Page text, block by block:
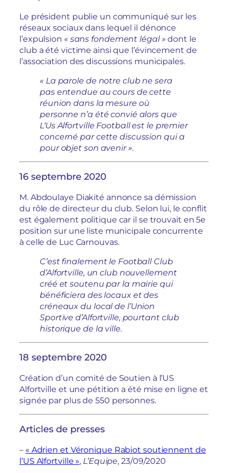
Le président publie un communiqué sur les
réseaux sociaux dans lequel il dénonce
l’expulsion « sans fondement légal » dont le
club a été victime ainsi que l’évincement de
l’association des discussions municipales.
« La parole de notre club ne sera
pas entendue au cours de cette
réunion dans la mesure où
personne n’a été convié alors que
L‘Us Alfortville Football est le premier
concerné par cette discussion qui a
pour objet son avenir ».
16 septembre 2020
M. Abdoulaye Diakité annonce sa démission
du rôle de directeur du club. Selon lui, le conflit
est également politique car il se trouvait en 5e
position sur une liste municipale concurrente
à celle de Luc Carnouvas.
C’est finalement le Football Club
d’Alfortville, un club nouvellement
créé et soutenu par la mairie qui
bénéficiera des locaux et des
créneaux du local de l’Union
Sportive d’Alfortville, pourtant club
historique de la ville.
18 septembre 2020
Création d’un comité de Soutien à l’US
Alfortville et une pétition a été mise en ligne et
signée par plus de 550 personnes.
Articles de presses
– « Adrien et Véronique Rabiot soutiennent de
l’US Alfortville », L’Equipe, 23/09/2020